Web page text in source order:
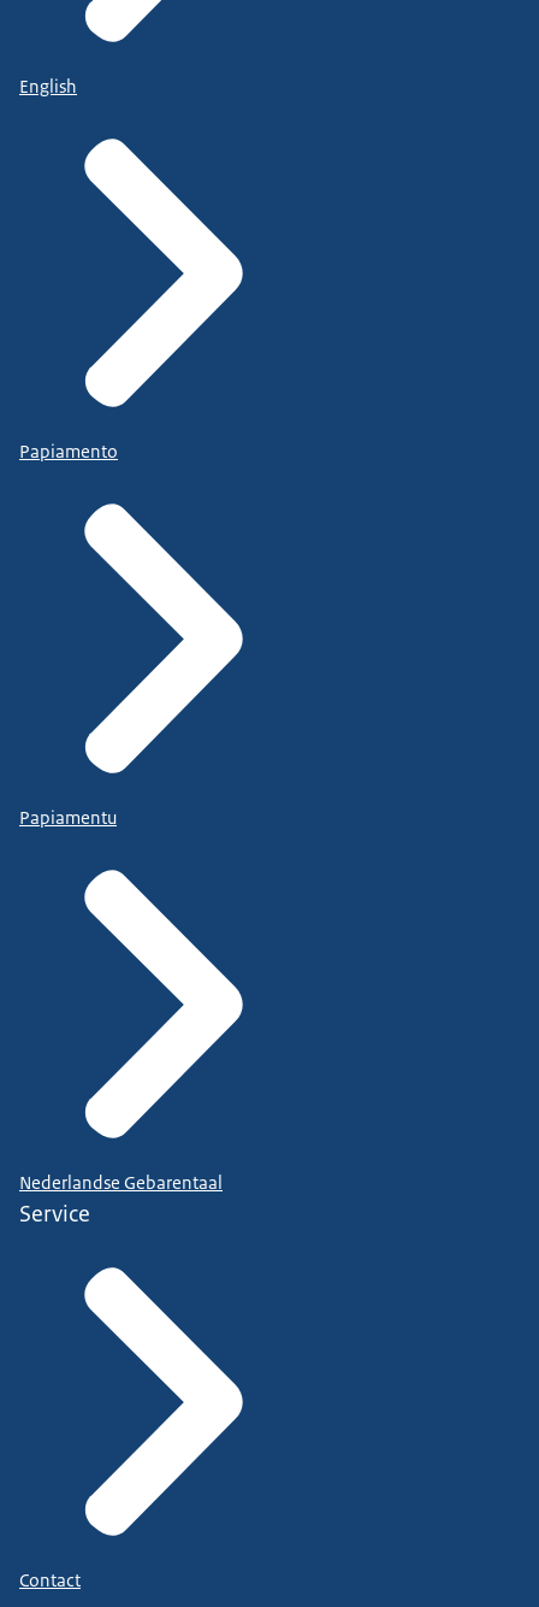
English
Papiamento
Papiamentu
Nederlandse Gebarentaal
Service
Contact